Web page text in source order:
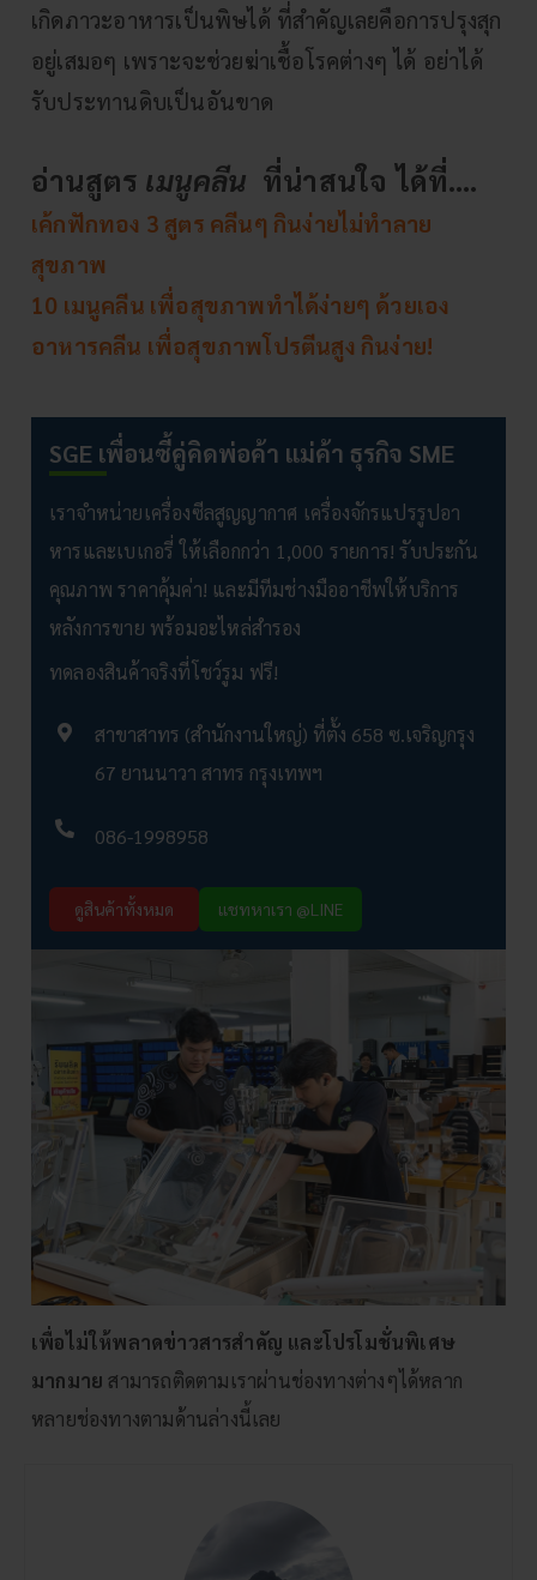
เกิดภาวะอาหารเป็นพิษได้ ที่สำคัญเลยคือการปรุงสุก
อยู่เสมอๆ เพราะจะช่วยฆ่าเชื้อโรคต่างๆ ได้ อย่าได้
รับประทานดิบเป็นอันขาด
อ่านสูตร เมนูคลีน ที่น่าสนใจ ได้ที่….
เค้กฟักทอง 3 สูตร คลีนๆ กินง่ายไม่ทำลาย
สุขภาพ
10 เมนูคลีน เพื่อสุขภาพทำได้ง่ายๆ ด้วยเอง
อาหารคลีน เพื่อสุขภาพโปรตีนสูง กินง่าย!
SGE เพื่อนซี้คู่คิดพ่อค้า แม่ค้า ธุรกิจ SME
เราจำหน่ายเครื่องซีลสูญญากาศ เครื่องจักรแปรรูปอา
หารและเบเกอรี่ ให้เลือกกว่า 1,000 รายการ! รับประกัน
คุณภาพ ราคาคุ้มค่า! และมีทีมช่างมืออาชีพให้บริการ
หลังการขาย พร้อมอะไหล่สำรอง
ทดลองสินค้าจริงที่โชว์รูม ฟรี!
สาขาสาทร (สำนักงานใหญ่) ที่ตั้ง 658 ซ.เจริญกรุง
67 ยานนาวา สาทร กรุงเทพฯ
086-1998958
ดูสินค้าทั้งหมด แชทหาเรา @LINE
เพื่อไม่ให้พลาดข่าวสารสำคัญ และโปรโมชั่นพิเศษ
มากมาย สามารถติดตามเราผ่านช่องทางต่างๆได้หลาก
หลายช่องทางตามด้านล่างนี้เลย